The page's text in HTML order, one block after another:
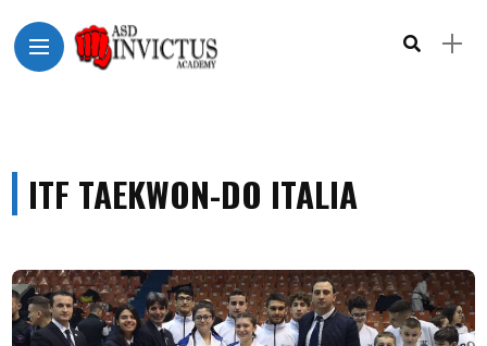
ITF TAEKWON-DO ITALIA